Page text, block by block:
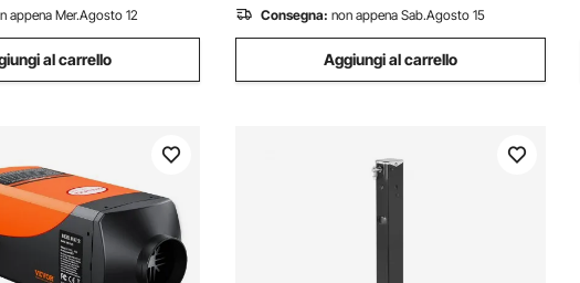
appena Mer.Agosto 12
al carrello
Consegna: non appena Sab.Agosto 15
Aggiungi al carrello